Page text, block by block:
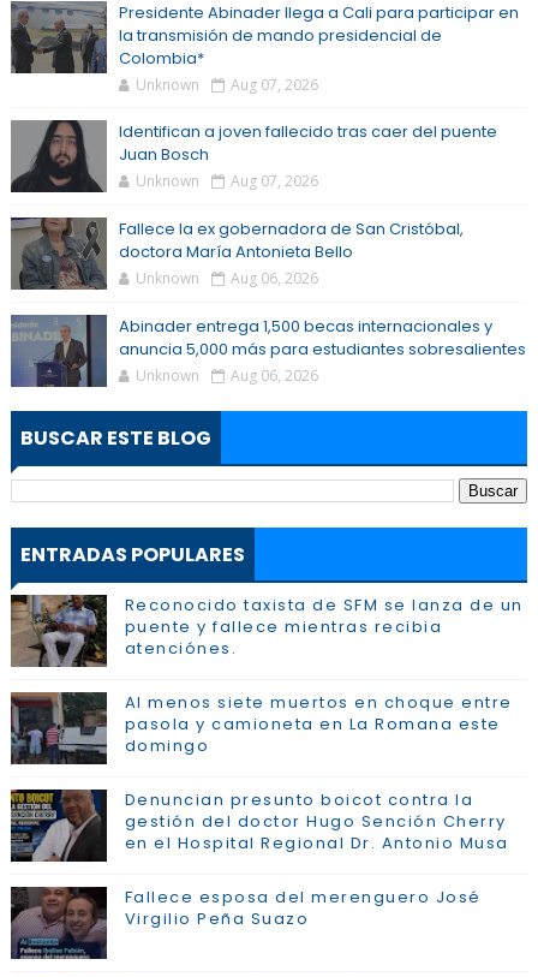
Presidente Abinader llega a Cali para participar en
la transmisión de mando presidencial de
Colombia*
Unknown Aug 07, 2026
Identifican a joven fallecido tras caer del puente
Juan Bosch
Unknown Aug 07, 2026
Fallece la ex gobernadora de San Cristóbal,
doctora María Antonieta Bello
Unknown Aug 06, 2026
Abinader entrega 1,500 becas internacionales y
anuncia 5,000 más para estudiantes sobresalientes
Unknown Aug 06, 2026
BUSCAR ESTE BLOG
ENTRADAS POPULARES
Reconocido taxista de SFM se lanza de un
puente y fallece mientras recibia
atenciónes.
Al menos siete muertos en choque entre
pasola y camioneta en La Romana este
domingo
Denuncian presunto boicot contra la
gestión del doctor Hugo Sención Cherry
en el Hospital Regional Dr. Antonio Musa
Fallece esposa del merenguero José
Virgilio Peña Suazo